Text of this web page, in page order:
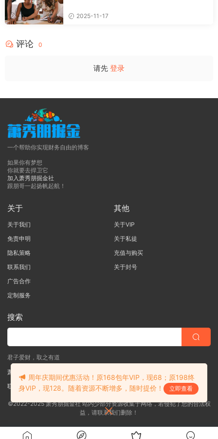
2025-11-17
评论 0
请先 登录
一个帮助你实现财务自由的博客
如果你有梦想
你就要去捍卫它
加入萧秀朋掘金社
跟朋哥一起扬帆起航！
关于
关于我们
免责申明
隐私策略
联系我们
广告合作
定制服务
其他
关于VIP
关于私徒
充值与购买
关于封号
搜索
君子爱财，取之有道
萧秀朋掘金社
联系客服(说明需求，勿问在否)
©2022-2025 萧秀朋掘金社 站内少部分资源收集于网络，若侵犯了您的合法权
益，请联系我们删除！
周年庆期间优惠活动！原168包年VIP，现68；原198终
身VIP，现128。随着资源不断增多，随时提价！
立即查看